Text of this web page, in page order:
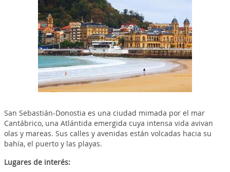
San Sebastián-Donostia es una ciudad mimada por el mar
Cantábrico, una Atlántida emergida cuya intensa vida avivan
olas y mareas. Sus calles y avenidas están volcadas hacia su
bahía, el puerto y las playas.
Lugares de interés: